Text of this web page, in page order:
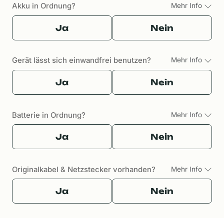
Akku in Ordnung? Mehr Info
Ja Nein
Gerät lässt sich einwandfrei benutzen? Mehr Info
Ja Nein
Batterie in Ordnung? Mehr Info
Ja Nein
Originalkabel & Netzstecker vorhanden? Mehr Info
Ja Nein